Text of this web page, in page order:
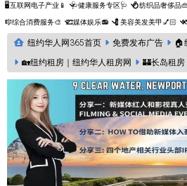
🖥️互联网电子产业📱 🩺健康服务专区🩺 💍纺织品奢侈品
🎼综合消费服务🎨 🎞️媒体娱乐📻 💈美容美发美甲💅🏻 ⚒️
纽约华人网365首页 免费发布广告
🏠
🏡纽约租房｜纽约华人租房网
🏰长岛租房